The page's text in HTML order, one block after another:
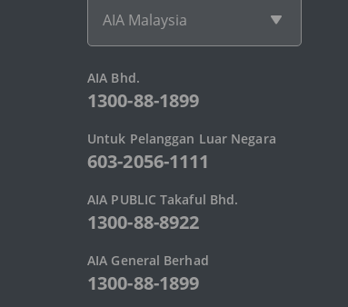
AIA Malaysia
AIA Bhd.
1300-88-1899
Untuk Pelanggan Luar Negara
603-2056-1111
AIA PUBLIC Takaful Bhd.
1300-88-8922
AIA General Berhad
1300-88-1899